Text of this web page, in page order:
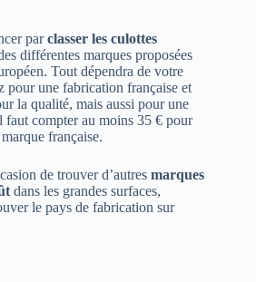
parclasser les culottes
différentes marques proposées
Tout dépendra de votre
pour une fabrication française et
la qualité, mais aussi pour une
faut compter au moins 35 € pour
française.
de trouver d’autres marques
dans les grandes surfaces,
le pays de fabrication sur